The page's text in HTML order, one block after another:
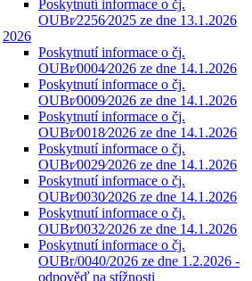
Poskytnutí informace o čj.
OUBr⁄2256⁄2025 ze dne 13.1.2026
2026
Poskytnutí informace o čj.
OUBr⁄0004⁄2026 ze dne 14.1.2026
Poskytnutí informace o čj.
OUBr⁄0009⁄2026 ze dne 14.1.2026
Poskytnutí informace o čj.
OUBr⁄0018⁄2026 ze dne 14.1.2026
Poskytnutí informace o čj.
OUBr⁄0029⁄2026 ze dne 14.1.2026
Poskytnutí informace o čj.
OUBr⁄0030⁄2026 ze dne 14.1.2026
Poskytnutí informace o čj.
OUBr⁄0032⁄2026 ze dne 14.1.2026
Poskytnutí informace o čj.
OUBr/0040/2026 ze dne 1.2.2026 -
odpověď na stížnosti